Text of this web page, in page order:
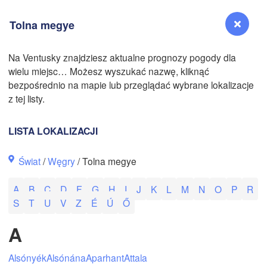
Tolna megye
Na Ventusky znajdziesz aktualne prognozy pogody dla
wielu miejsc… Możesz wyszukać nazwę, kliknąć
bezpośrednio na mapie lub przeglądać wybrane lokalizacje
z tej listy.
LISTA LOKALIZACJI
Świat/Węgry/ Tolna megye
A B C D F G H I J K L M N O P
R
S
T U V Z É Ú Ő
A
AlsónyékAlsónánaAparhantAttala
Los Angeles
San Jose
Las Vegas
Reno
CALIFORNIA
NEVADA